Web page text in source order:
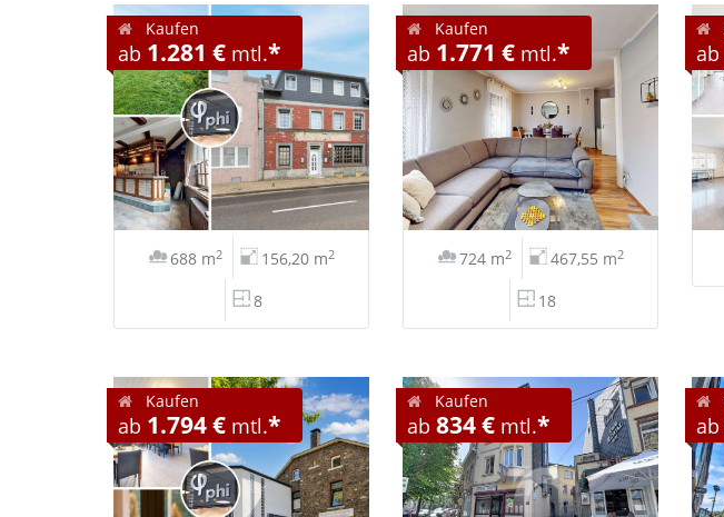
Kaufen
ab 1.281 € mtl.*
688 m2 156,20 m2
8
Kaufen
ab 1.771 €mtl.*
724 m2 467,55 m2
18
ab
Kaufen
ab 1.794 € mtl.*
Kaufen
ab 834 €mtl.* ab